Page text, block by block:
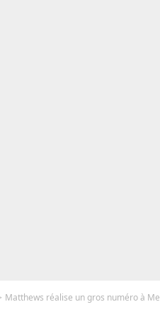
Matthews réalise un gros numéro à